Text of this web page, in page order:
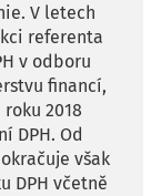
V letech
referenta
v odboru
financí,
2018
DPH. Od
však
DPH včetně